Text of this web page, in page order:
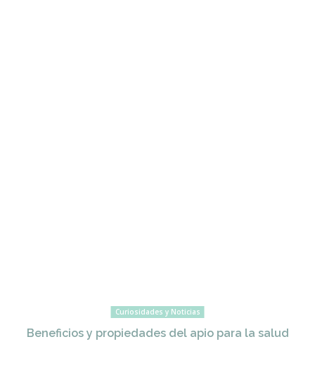
Curiosidades y Noticias
Beneficios y propiedades del apio para la salud